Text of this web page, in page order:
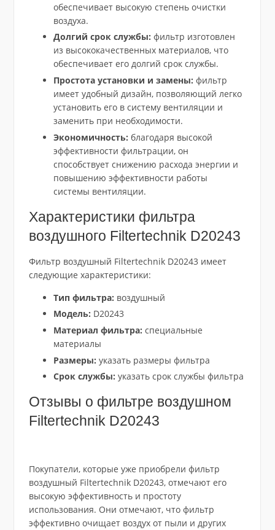
обеспечивает высокую степень очистки
воздуха.
Долгий срок службы: фильтр изготовлен
из высококачественных материалов, что
обеспечивает его долгий срок службы.
Простота установки и замены: фильтр
имеет удобный дизайн, позволяющий легко
установить его в систему вентиляции и
заменить при необходимости.
Экономичность: благодаря высокой
эффективности фильтрации, он
способствует снижению расхода энергии и
повышению эффективности работы
системы вентиляции.
Характеристики фильтра
воздушного Filtertechnik D20243
Фильтр воздушный Filtertechnik D20243 имеет
следующие характеристики:
Тип фильтра: воздушный
Модель: D20243
Материал фильтра: специальные
материалы
Размеры: указать размеры фильтра
Срок службы: указать срок службы фильтра
Отзывы о фильтре воздушном
Filtertechnik D20243
Покупатели, которые уже приобрели фильтр
воздушный Filtertechnik D20243, отмечают его
высокую эффективность и простоту
использования. Они отмечают, что фильтр
эффективно очищает воздух от пыли и других